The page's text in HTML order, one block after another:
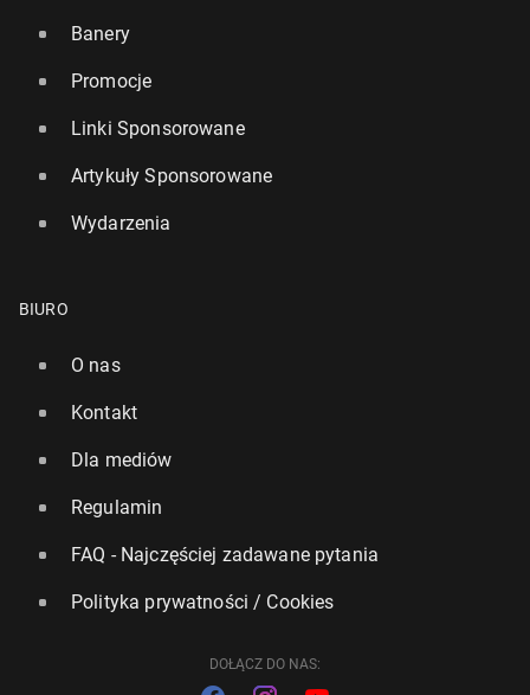
"Fi­nan­cial Times": Ro­syj­skie ope­ra­cje z użyciem
dronów są testem sys­te­mów obron­nych NATO w
Europie
3 lipca, 13:00
Niemcy: Rośnie za­in­te­re­so­wa­nie służbą w wojsku
30 czerwca, 11:00
Banery
Promocje
Linki Sponsorowane
Artykuły Sponsorowane
Wydarzenia
BIURO
O nas
Kontakt
Dla mediów
Regulamin
FAQ - Najczęściej zadawane pytania
Polityka prywatności / Cookies
DOŁĄCZ DO NAS: